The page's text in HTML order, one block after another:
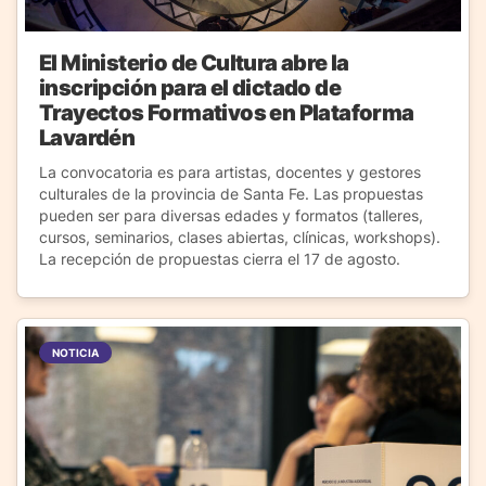
El Ministerio de Cultura abre la
inscripción para el dictado de
Trayectos Formativos en Plataforma
Lavardén
La convocatoria es para artistas, docentes y gestores
culturales de la provincia de Santa Fe. Las propuestas
pueden ser para diversas edades y formatos (talleres,
cursos, seminarios, clases abiertas, clínicas, workshops).
La recepción de propuestas cierra el 17 de agosto.
NOTICIA